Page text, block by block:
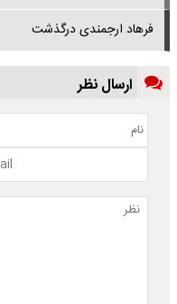
فرهاد ارجمندی درگذشت
ارسال نظر